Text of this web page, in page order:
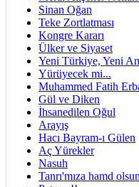
Sinan Oğan
Teke Zortlatması
Kongre Kararı
Ülker ve Siyaset
Yeni Türkiye, Yeni
Yürüyecek mi...
Muhammed Fatih
Gül ve Diken
İhsanedilen Oğul
Arayış
Hacı Bayram-ı Gülen
Aç Yürekler
Nasuh
Tanrı'mıza hamd